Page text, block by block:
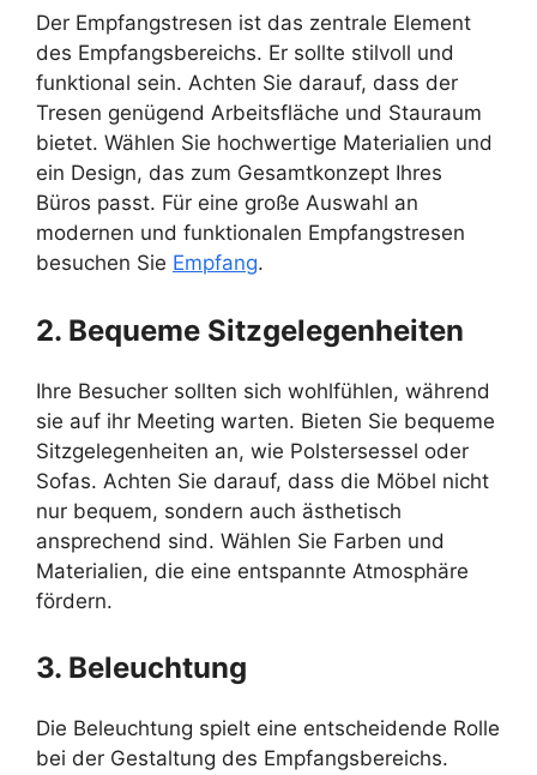
Der Empfangstresen ist das zentrale Element
des Empfangsbereichs. Er sollte stilvoll und
funktional sein. Achten Sie darauf, dass der
Tresen genügend Arbeitsfläche und Stauraum
bietet. Wählen Sie hochwertige Materialien und
ein Design, das zum Gesamtkonzept Ihres
Büros passt. Für eine große Auswahl an
modernen und funktionalen Empfangstresen
besuchen Sie Empfang.
2. Bequeme Sitzgelegenheiten
Ihre Besucher sollten sich wohlfühlen, während
sie auf ihr Meeting warten. Bieten Sie bequeme
Sitzgelegenheiten an, wie Polstersessel oder
Sofas. Achten Sie darauf, dass die Möbel nicht
nur bequem, sondern auch ästhetisch
ansprechend sind. Wählen Sie Farben und
Materialien, die eine entspannte Atmosphäre
fördern.
3. Beleuchtung
Die Beleuchtung spielt eine entscheidende Rolle
bei der Gestaltung des Empfangsbereichs.